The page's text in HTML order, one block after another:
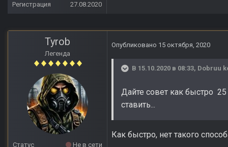
Регистрация
27.08.2020
Tyrob
Легенда
Статус Не в сети
Опубликовано 15 октября, 2020
В 15.10.2020 в 08:33, Dobruu
Дайте совет как быстро
ставить...
Как быстро, нет такого